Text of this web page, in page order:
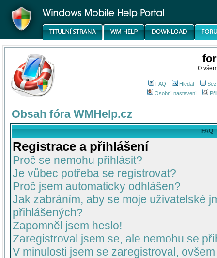
O
FAQ Hledat
Osobní nastavení
Obsah fóra WMHelp.cz
FAQ
Registrace a přihlášení
Proč se nemohu přihlásit?
Je vůbec potřeba se registrovat?
Proč jsem automaticky odhlášen?
Jak zabráním, aby se moje uživatelské
přihlášených?
Zapomněl jsem heslo!
Zaregistroval jsem se, ale nemohu se
V minulosti jsem se zaregistroval,